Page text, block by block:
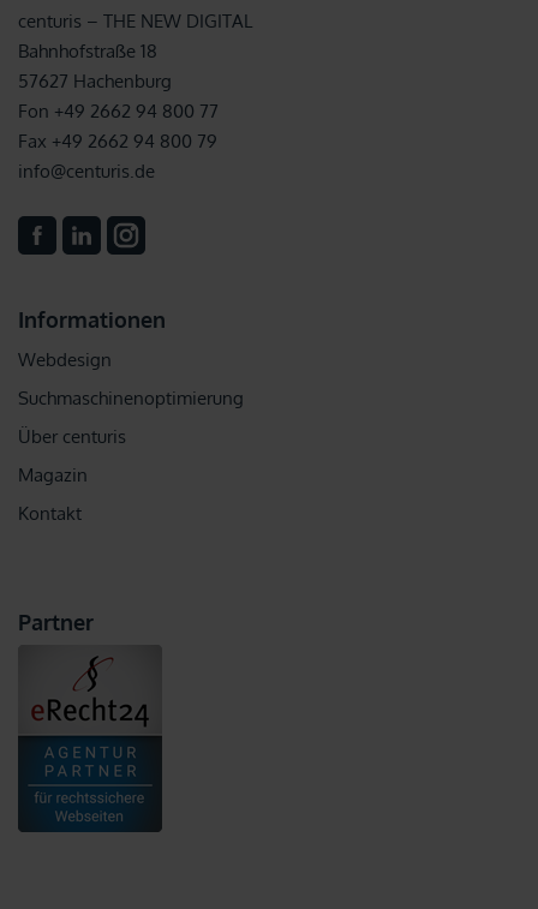
centuris – THE NEW DIGITAL
Bahnhofstraße 18
57627 Hachenburg
Fon +49 2662 94 800 77
Fax +49 2662 94 800 79
info@centuris.de
Informationen
Webdesign
Suchmaschinenoptimierung
Über centuris
Magazin
Kontakt
Partner